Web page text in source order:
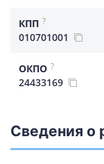
КПП ?
010701001
ОКПО ?
24433169
Сведения о